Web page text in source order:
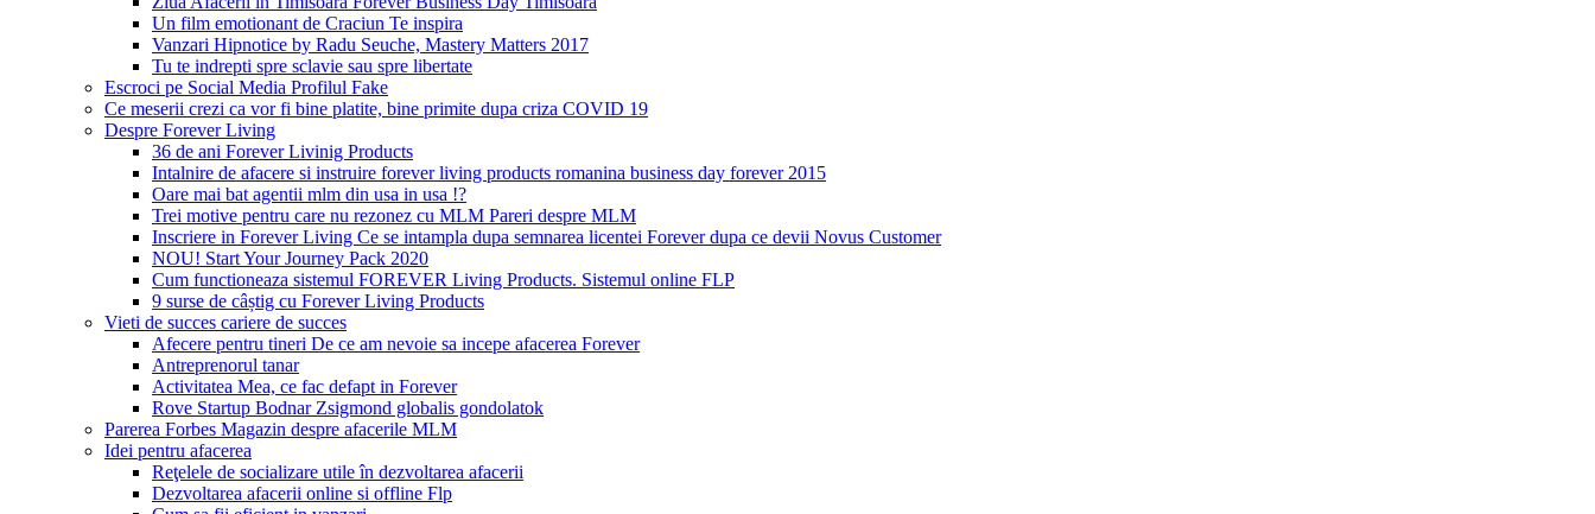
Un film emotionant de Craciun Te inspira
Vanzari Hipnotice by Radu Seuche, Mastery Matters 2017
Tu te indrepti spre sclavie sau spre libertate
Escroci pe Social Media Profilul Fake
Ce meserii crezi ca vor fi bine platite, bine primite dupa criza COVID 19
Despre Forever Living
36 de ani Forever Livinig Products
Intalnire de afacere si instruire forever living products romanina business day forever 2015
Oare mai bat agentii mlm din usa in usa !?
Trei motive pentru care nu rezonez cu MLM Pareri despre MLM
Inscriere in Forever Living Ce se intampla dupa semnarea licentei Forever dupa ce devii Novus Customer
NOU! Start Your Journey Pack 2020
Cum functioneaza sistemul FOREVER Living Products. Sistemul online FLP
9 surse de câștig cu Forever Living Products
Vieti de succes cariere de succes
Afecere pentru tineri De ce am nevoie sa incepe afacerea Forever
Antreprenorul tanar
Activitatea Mea, ce fac defapt in Forever
Rove Startup Bodnar Zsigmond globalis gondolatok
Parerea Forbes Magazin despre afacerile MLM
Idei pentru afacerea
Reţelele de socializare utile în dezvoltarea afacerii
Dezvoltarea afacerii online si offline Flp